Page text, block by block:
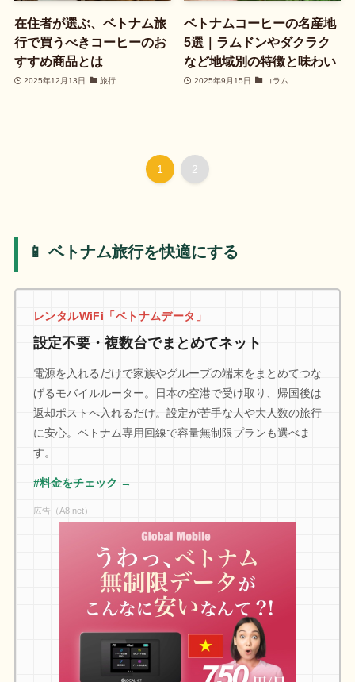
在住者が選ぶ、ベトナム旅
行で買うべきコーヒーのお
すすめ商品とは
2025年12月13日 旅行
ベトナムコーヒーの名産地
5選｜ラムドンやダクラク
など地域別の特徴と味わい
2025年9月15日 コラム
1 2
📱 ベトナム旅行を快適にする
レンタルWiFi「ベトナムデータ」
設定不要・複数台でまとめてネット
電源を入れるだけで家族やグループの端末をまとめてつな
げるモバイルルーター。日本の空港で受け取り、帰国後は
返却ポストへ入れるだけ。設定が苦手な人や大人数の旅行
に安心。ベトナム専用回線で容量無制限プランも選べま
す。
#料金をチェック →
広告（A8.net）